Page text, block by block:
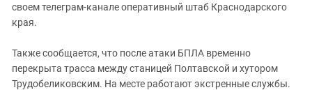
своем телеграм-канале оперативный штаб Краснодарского
края.
Также сообщается, что после атаки БПЛА временно
перекрыта трасса между станицей Полтавской и хутором
Трудобеликовским. На месте работают экстренные службы.